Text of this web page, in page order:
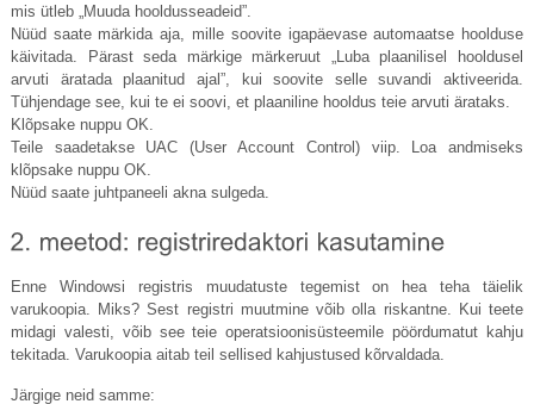
mis ütleb „Muuda hooldusseadeid”.
Nüüd saate märkida aja, mille soovite igapäevase automaatse hoolduse
käivitada. Pärast seda märkige märkeruut „Luba plaanilisel hooldusel
arvuti äratada plaanitud ajal”, kui soovite selle suvandi aktiveerida.
Tühjendage see, kui te ei soovi, et plaaniline hooldus teie arvuti ärataks.
Klõpsake nuppu OK.
Teile saadetakse UAC (User Account Control) viip. Loa andmiseks
klõpsake nuppu OK.
Nüüd saate juhtpaneeli akna sulgeda.
Enne Windowsi registris muudatuste tegemist on hea teha täielik
varukoopia. Miks? Sest registri muutmine võib olla riskantne. Kui teete
midagi valesti, võib see teie operatsioonisüsteemile pöördumatut kahju
tekitada. Varukoopia aitab teil sellised kahjustused kõrvaldada.
Järgige neid samme: